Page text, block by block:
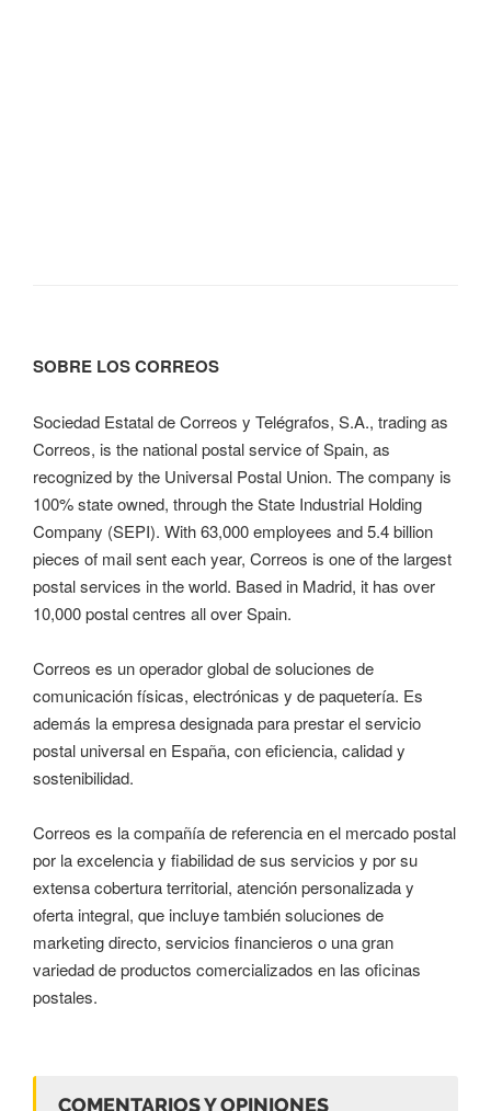
SOBRE LOS CORREOS
Sociedad Estatal de Correos y Telégrafos, S.A., trading as
Correos, is the national postal service of Spain, as
recognized by the Universal Postal Union. The company is
100% state owned, through the State Industrial Holding
Company (SEPI). With 63,000 employees and 5.4 billion
pieces of mail sent each year, Correos is one of the largest
postal services in the world. Based in Madrid, it has over
10,000 postal centres all over Spain.
Correos es un operador global de soluciones de
comunicación físicas, electrónicas y de paquetería. Es
además la empresa designada para prestar el servicio
postal universal en España, con eficiencia, calidad y
sostenibilidad.
Correos es la compañía de referencia en el mercado postal
por la excelencia y fiabilidad de sus servicios y por su
extensa cobertura territorial, atención personalizada y
oferta integral, que incluye también soluciones de
marketing directo, servicios financieros o una gran
variedad de productos comercializados en las oficinas
postales.
COMENTARIOS Y OPINIONES